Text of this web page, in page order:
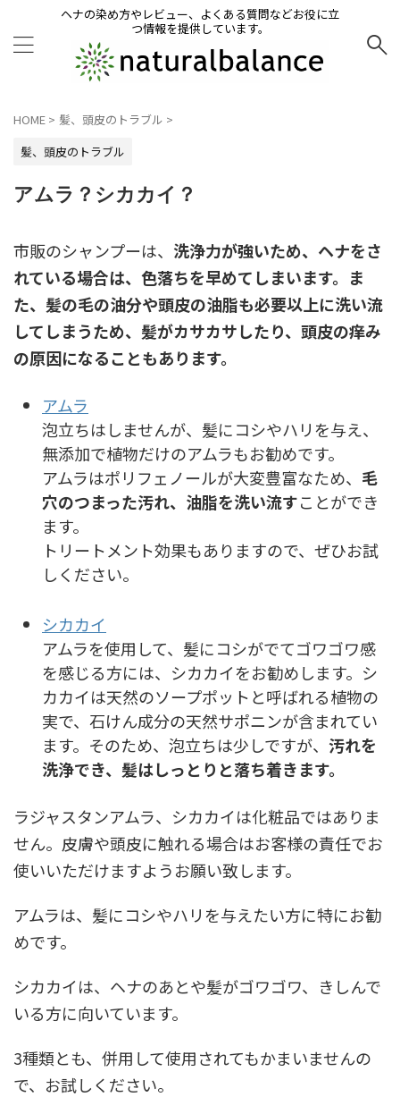
ヘナの染め方やレビュー、よくある質問などお役に立
つ情報を提供しています。
HOME > 髪、頭皮のトラブル >
髪、頭皮のトラブル
アムラ？シカカイ？
市販のシャンプーは、 洗浄力が強いため、ヘナをさ
れている場合は、色落ちを早めてしまいます。ま
た、髪の毛の油分や頭皮の油脂も必要以上に洗い流
してしまうため、髪がカサカサしたり、頭皮の痒み
の原因になることもあります。
アムラ
泡立ちはしませんが、髪にコシやハリを与え、
無添加で植物だけのアムラもお勧めです。
アムラはポリフェノールが大変豊富なため、 毛
穴のつまった汚れ、油脂を洗い流すことができ
ます。
トリートメント効果もありますので、ぜひお試
しください。
シカカイ
アムラを使用して、髪にコシがでてゴワゴワ感
を感じる方には、シカカイをお勧めします。シ
カカイは天然のソープポットと呼ばれる植物の
実で、石けん成分の天然サポニンが含まれてい
ます。そのため、泡立ちは少しですが、 汚れを
洗浄でき、髪はしっとりと落ち着きます。
ラジャスタンアムラ、シカカイは化粧品ではありま
せん。皮膚や頭皮に触れる場合はお客様の責任でお
使いいただけますようお願い致します。
アムラは、髪にコシやハリを与えたい方に特にお勧
めです。
シカカイは、ヘナのあとや髪がゴワゴワ、きしんで
いる方に向いています。
3種類とも、併用して使用されてもかまいませんの
で、お試しください。